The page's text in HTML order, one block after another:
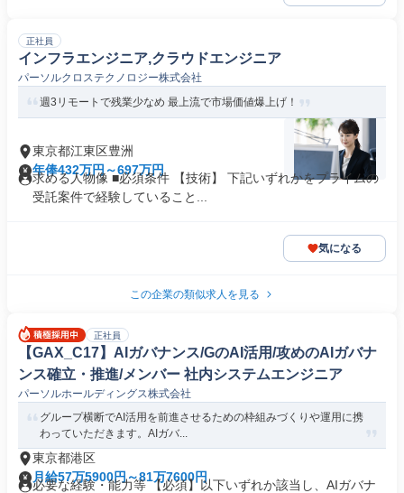
正社員
インフラエンジニア,クラウドエンジニア
パーソルクロステクノロジー株式会社
週3リモートで残業少なめ 最上流で市場価値爆上げ！
東京都江東区豊洲
年俸432万円～697万円
求める人物像 ■必須条件 【技術】 下記いずれかをプライムの
受託案件で経験していること...
気になる
この企業の類似求人を見る
正社員
【GAX_C17】AIガバナンス/GのAI活用/攻めのAIガバナ
ンス確立・推進/メンバー 社内システムエンジニア
パーソルホールディングス株式会社
グループ横断でAI活用を前進させるための枠組みづくりや運用に携
わっていただきます。AIガバ...
東京都港区
月給57万5900円～81万7600円
必要な経験・能力等 【必須】以下いずれか該当し、AIガバナ